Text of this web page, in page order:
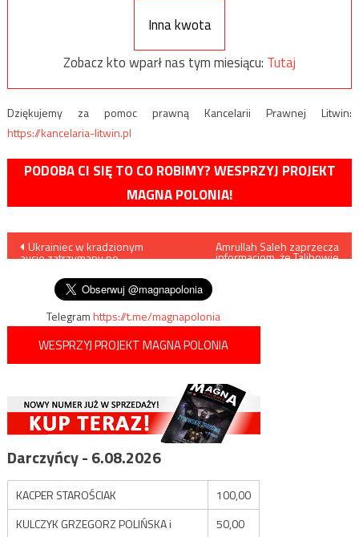
Inna kwota
Zobacz kto wparł nas tym miesiącu: Tutaj
Dziękujemy za pomoc prawną Kancelarii Prawnej Litwin:
https://kancelaria-litwin.pl
PODOBA CI SIĘ TO CO ROBIMY? WESPRZYJ PROJEKT
MAGNA POLONIA!
Nawigacja
wpisu
Ukrainiec w kradzionym
aucie zatrzymany po
Amrullah Saleh zaprzecza
informacjom, że Talibowie
Telegramhttps://t.me/magnapolonia
WESPRZYJ PROJEKT MAGNA POLONIA
Darczyńcy - 6.08.2026
KACPER STAROŚCIAK
100,00
KULCZYK GRZEGORZ POLIŃSKA i
50,00